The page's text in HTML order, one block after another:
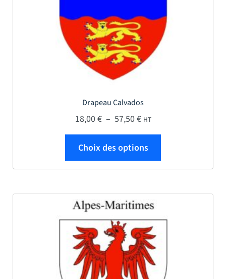
Drapeau Calvados
18,00€ – 57,50€Plage de prix : 18,00 €
HT
Choix des options